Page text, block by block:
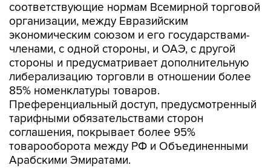
соответствующие нормам Всемирной торговой
организации, между Евразийским
экономическим союзом и его государствами-
членами, с одной стороны, и ОАЭ, с другой
стороны и предусматривает дополнительную
либерализацию торговли в отношении более
85% номенклатуры товаров.
Преференциальный доступ, предусмотренный
тарифными обязательствами сторон
соглашения, покрывает более 95%
товарооборота между РФ и Объединенными
Арабскими Эмиратами.